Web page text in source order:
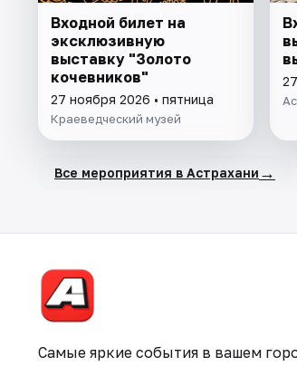
Входной билет на
эксклюзивную
выставку "Золото
кочевников"
27 ноября 2026 • пятница
Краеведческий музей
Все мероприятия в Астрахани →
Самые яркие события в вашем